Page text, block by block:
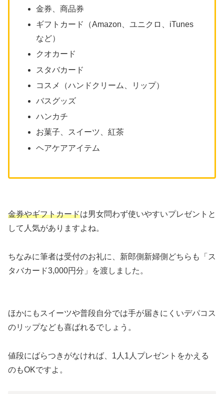
金券、商品券
ギフトカード（Amazon、ユニクロ、iTunes
など）
クオカード
スタバカード
コスメ（ハンドクリーム、リップ）
バスグッズ
ハンカチ
お菓子、スイーツ、紅茶
ヘアケアアイテム
金券やギフトカードは男女問わず使いやすいプレゼントと
して人気がありますよね。
ちなみに筆者は受付のお礼に、新郎側新婦側どちらも「ス
タバカード3,000円分」を渡しました。
ほかにもスイーツや普段自分では手が届きにくいデパコス
のリップなども喜ばれるでしょう。
値段にばらつきがなければ、1人1人プレゼントをかえる
のもOKですよ。